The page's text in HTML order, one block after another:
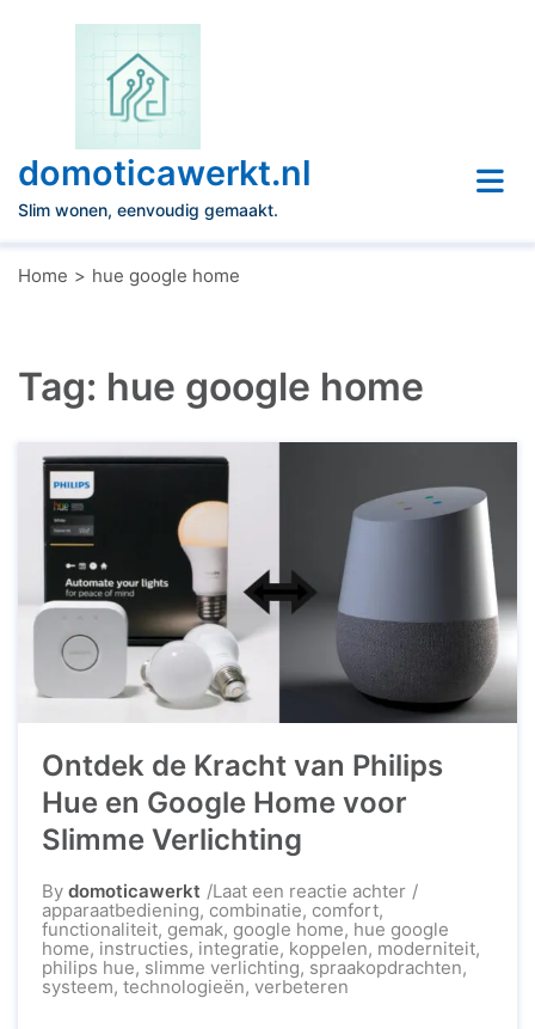
domoticawerkt.nl
Slim wonen, eenvoudig gemaakt.
Home hue google home
Tag: hue google home
Ontdek de Kracht van Philips
Hue en Google Home voor
Slimme Verlichting
By domoticawerkt Laat een reactie achterop
de
Kracht
van
apparaatbediening, combinatie, comfort,
functionaliteit, gemak, google home, hue google
home, instructies, integratie, koppelen, moderniteit,
philips hue, slimme verlichting, spraakopdrachten,
systeem, technologieën, verbeteren